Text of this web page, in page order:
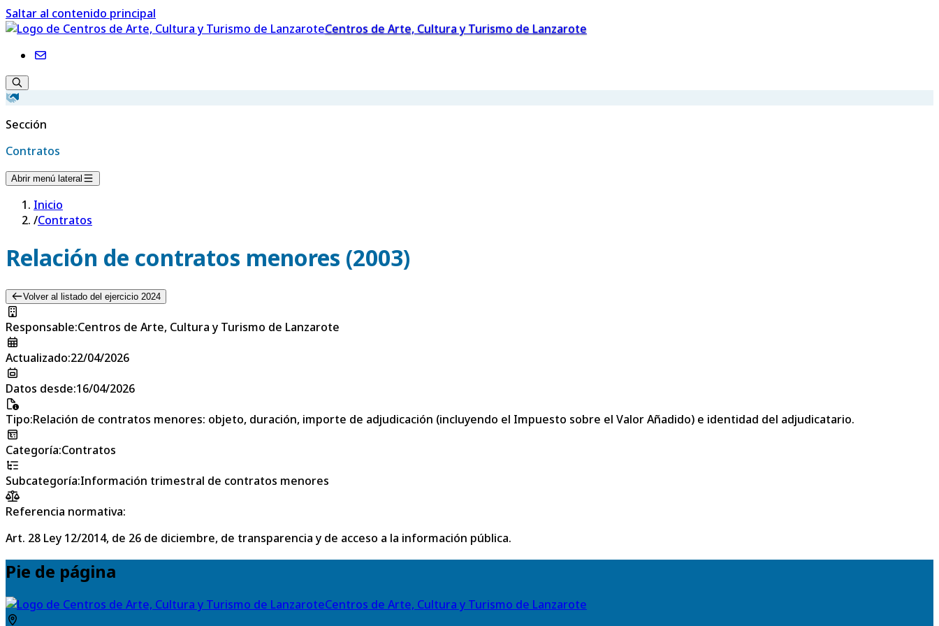
Saltar al contenido principal
Centros de Arte, Cultura y Turismo de Lanzarote
Sección
Contratos
Abrir menú lateral
Inicio
/Contratos
Relación de contratos menores (2003)
Volver al listado del ejercicio 2024
Responsable:Centros de Arte, Cultura y Turismo de Lanzarote
Actualizado:22/04/2026
Datos desde:16/04/2026
Tipo:Relación de contratos menores: objeto, duración, importe de adjudicación (incluyendo el Impuesto sobre el Valor Añadido) e identidad del adjudicatario.
Categoría:Contratos
Subcategoría:Información trimestral de contratos menores
Referencia normativa:
Art. 28 Ley 12/2014, de 26 de diciembre, de transparencia y de acceso a la información pública.
Pie de página
Centros de Arte, Cultura y Turismo de Lanzarote